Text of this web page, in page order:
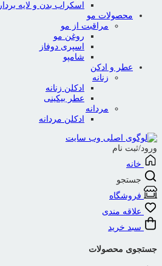
اسکراب بدن و لایه بردار
محصولات مو
مراقبت از مو
روغن مو
اسپری دوفاز
شامپو
عطر و ادکن
زنانه
ادکلن زنانه
عطر بیکینی
مردانه
ادکلن مردانه
ورود/ثبت نام
خانه
جستجو
فروشگاه
علاقه مندی
سبد خرید
جستجوی محصولات